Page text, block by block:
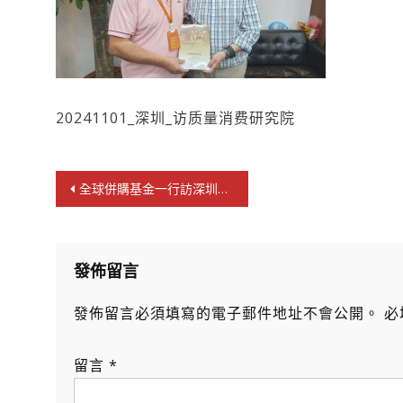
20241101_深圳_访质量消费研究院
文
章
覽
全球併購基金一行訪深圳市消費質量研究院
發佈留言
發佈留言必須填寫的電子郵件地址不會公開。 必
留言 *